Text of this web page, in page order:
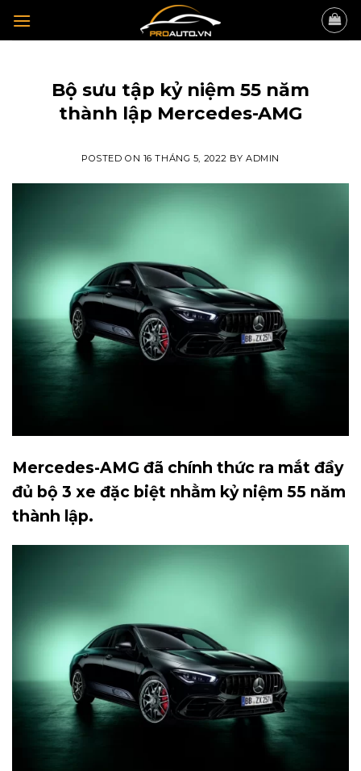
Bộ sưu tập kỷ niệm 55 năm
thành lập Mercedes-AMG
POSTED ON 16 THÁNG 5, 2022 BY ADMIN
Mercedes-AMG đã chính thức ra mắt đầy
đủ bộ 3 xe đặc biệt nhằm kỷ niệm 55 năm
thành lập.